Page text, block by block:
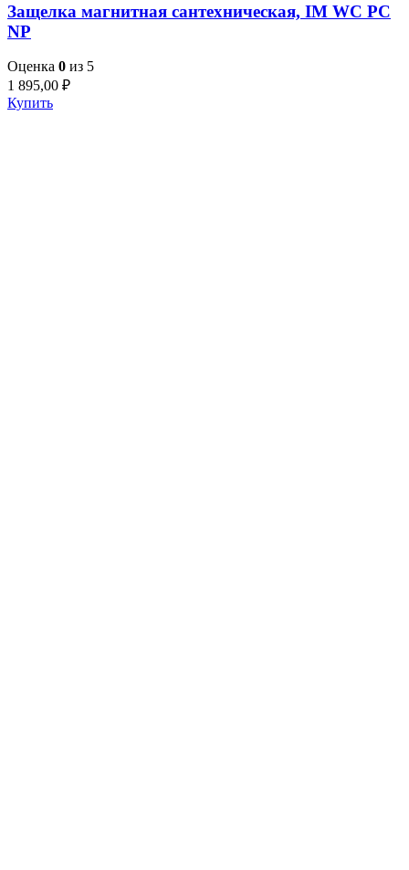
Защелка магнитная сантехническая, IM WC PC
NP
Оценка 0 из 5
1 895,00 ₽
Купить